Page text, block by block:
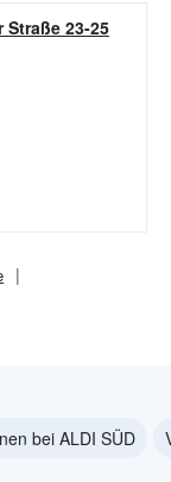
Straße 23-25
bei ALDI SÜD